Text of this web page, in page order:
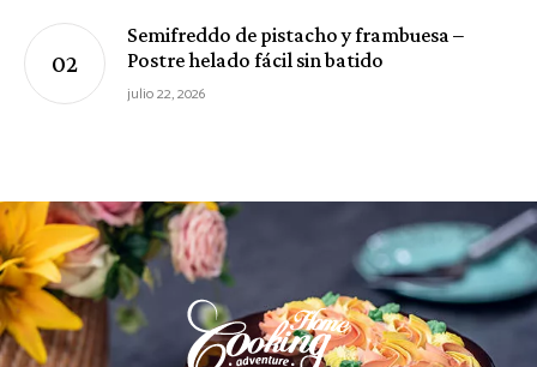
Semifreddo de pistacho y frambuesa –
Postre helado fácil sin batido
julio 22, 2026